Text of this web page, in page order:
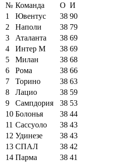
№ Команда О И
1
Ювентус 38 90
2
Наполи 38 79
3
Аталанта 38 69
4
Интер М 38 69
5
Милан 38 68
6
Рома 38 66
7
Торино 38 63
8
Лацио 38 59
9
Сампдория 38 53
10 Болонья 38 44
11 Сассуоло 38 43
12 Удинезе 38 43
13 СПАЛ 38 42
14 Парма 38 41